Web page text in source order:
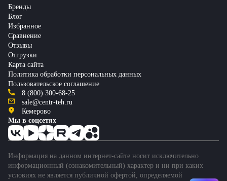
Бренды
Блог
Избранное
Сравнение
Отзывы
Отгрузки
Карта сайта
Политика обработки персональных данных
Пользовательское соглашение
8 (800) 300-68-25
sale@centr-teh.ru
Кемерово
Мы в соцсетях
Информация на данном интернет-сайте носит исключительно
информационный (ознакомительный) характер и ни при каких
условиях не является публичной офертой, определяемой